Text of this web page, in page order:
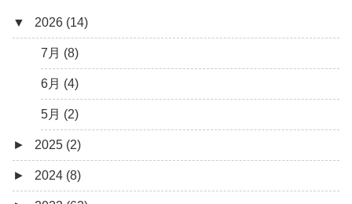
▼ 2026 (14)
7月 (8)
6月 (4)
5月 (2)
► 2025 (2)
12月 (1)
► 2024 (8)